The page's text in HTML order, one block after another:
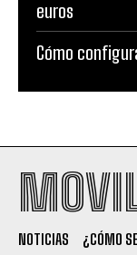
euros
Cómo
NOTICIAS ¿CÓMO